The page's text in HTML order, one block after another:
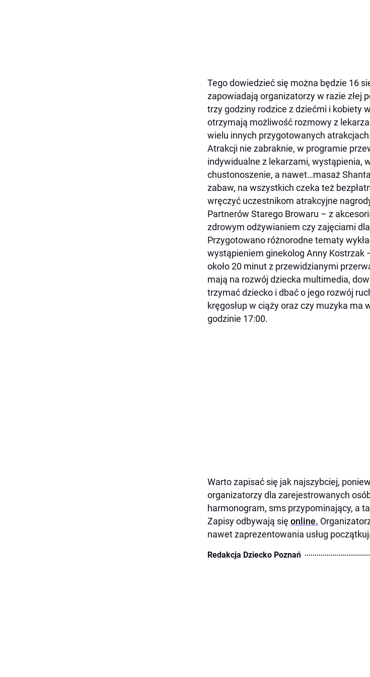
Tego dowiedzieć się można będzie 16
zapowiadają organizatorzy w razie złej
trzy godziny rodzice z dziećmi i kobiety
otrzymają możliwość rozmowy z
wielu innych przygotowanych
Atrakcji nie zabraknie, w programie
indywidualne z lekarzami, wystąpienia,
chustonoszenie, a nawet…masaż
zabaw, na wszystkich czeka też
wręczyć uczestnikom atrakcyjne
Partnerów Starego Browaru – z
zdrowym odżywianiem czy zajęciami
Przygotowano różnorodne tematy
wystąpieniem ginekolog Anny Kostrzak
około 20 minut z przewidzianymi
mają na rozwój dziecka multimedia,
trzymać dziecko i dbać o jego rozwój
kręgosłup w ciąży oraz czy muzyka ma
godzinie 17:00.
Warto zapisać się jak najszybciej,
organizatorzy dla zarejestrowanych
harmonogram, sms przypominający, a
Zapisy odbywają się online.
nawet zaprezentowania usług
Redakcja Dziecko Poznań